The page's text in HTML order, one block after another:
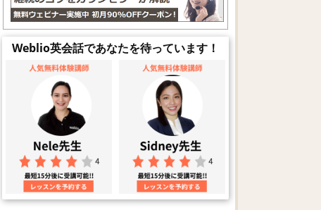
Weblio英会話であなたを待っています！